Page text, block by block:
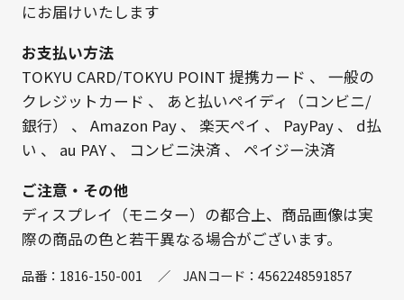
にお届けいたします
お支払い方法
TOKYU CARD/TOKYU POINT 提携カード 、 一般の
クレジットカード 、 あと払いペイディ（コンビニ/
銀行）
、 Amazon Pay、 楽天ペイ 、 PayPay、 d払
い 、 au PAY、 コンビニ決済 、 ペイジー決済
ご注意・その他
ディスプレイ（モニター）の都合上、商品画像は実
際の商品の色と若干異なる場合がございます。
品番： 1816-150-001 ／ JANコード： 4562248591857